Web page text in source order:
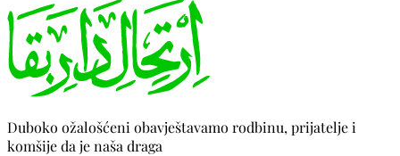
Duboko ožalošćeni obavještavamo rodbinu, prijatelje i
komšije da je naša draga